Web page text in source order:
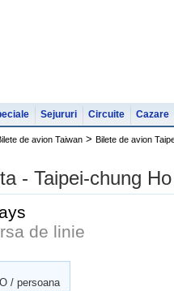
Sejururi Circuite Cazare
de avion Taiwan > Bilete de avion
- Taipei-chung
de linie
/ persoana